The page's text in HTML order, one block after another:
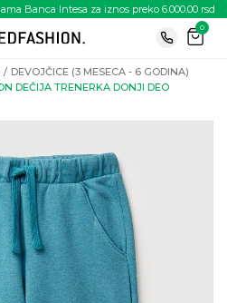
Banca Intesa za iznos preko 6.000.00 rsd
0
DEVOJČICE (3 MESECA - 6 GODINA)
DEČIJA TRENERKA DONJI DEO